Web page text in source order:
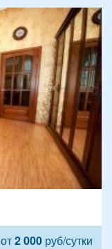
от2 000 руб/сутки